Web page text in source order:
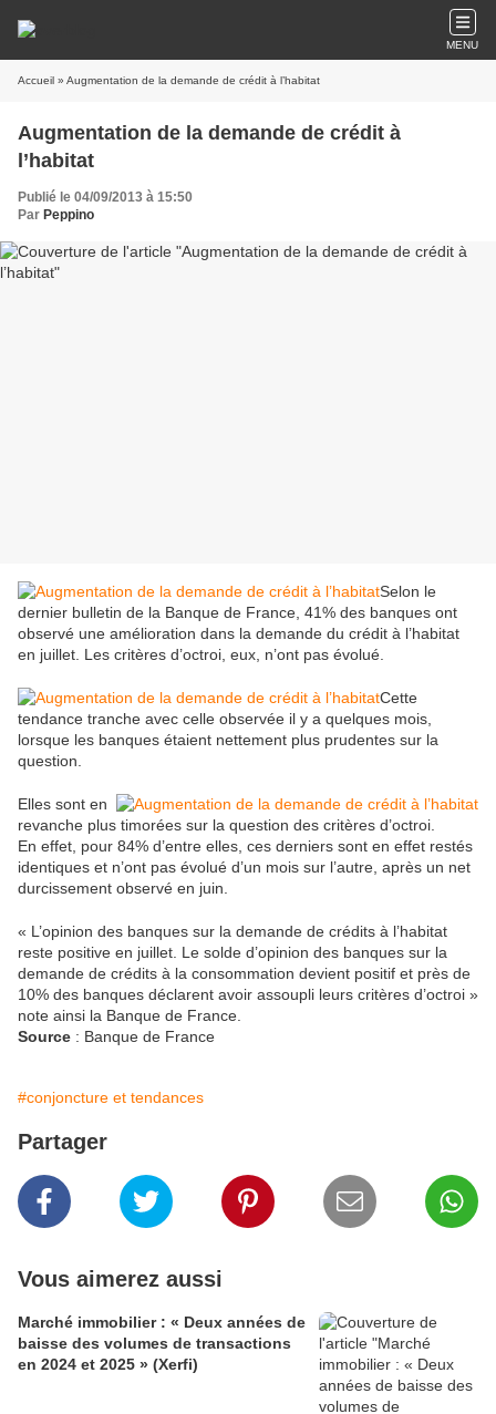
MENU
Accueil » Augmentation de la demande de crédit à l’habitat
Augmentation de la demande de crédit à
l’habitat
Publié le 04/09/2013 à 15:50
Par Peppino
Selon le
dernier bulletin de la Banque de France, 41% des banques ont
observé une amélioration dans la demande du crédit à l’habitat
en juillet. Les critères d’octroi, eux, n’ont pas évolué.
Cette
tendance tranche avec celle observée il y a quelques mois,
lorsque les banques étaient nettement plus prudentes sur la
question.
Elles sont en
revanche plus timorées sur la question des critères d’octroi.
En effet, pour 84% d’entre elles, ces derniers sont en effet restés
identiques et n’ont pas évolué d’un mois sur l’autre, après un net
durcissement observé en juin.
« L’opinion des banques sur la demande de crédits à l’habitat
reste positive en juillet. Le solde d’opinion des banques sur la
demande de crédits à la consommation devient positif et près de
10% des banques déclarent avoir assoupli leurs critères d’octroi »
note ainsi la Banque de France.
Source : Banque de France
#conjoncture et tendances
Partager
Vous aimerez aussi
Marché immobilier : « Deux années de
baisse des volumes de transactions
en 2024 et 2025 » (Xerfi)